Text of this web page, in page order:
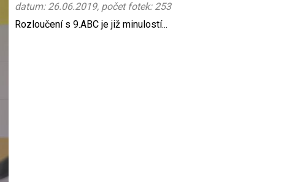
datum: 26.06.2019, počet fotek: 253
Rozloučení s 9.ABC je již minulostí...